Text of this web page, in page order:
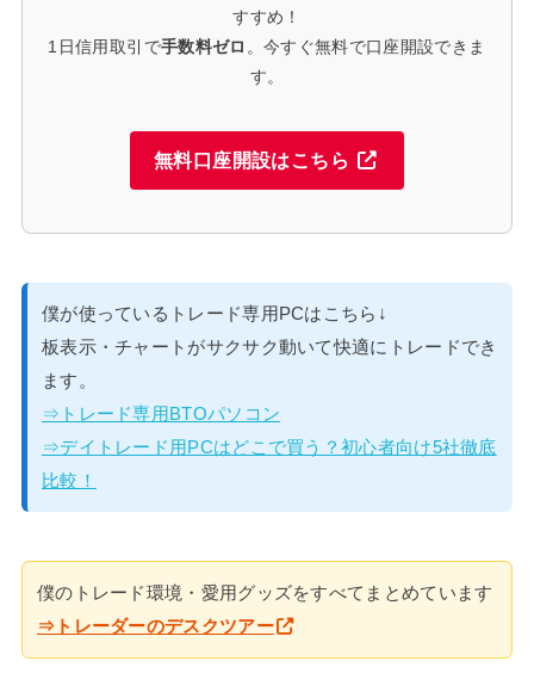
すすめ！
1日信用取引で手数料ゼロ 。今すぐ無料で口座開設できま
す。
無料口座開設はこちら
僕が使っているトレード専用PCはこちら↓
板表示・チャートがサクサク動いて快適にトレードでき
ます。
⇒トレード専用BTOパソコン
⇒デイトレード用PCはどこで買う？初心者向け5社徹底
比較！
僕のトレード環境・愛用グッズをすべてまとめています
⇒トレーダーのデスクツアー